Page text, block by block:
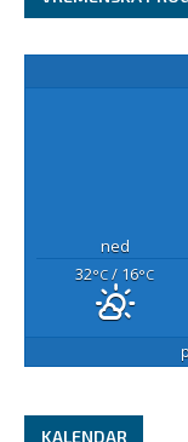
ned
32°C / 16°C
KALENDAR